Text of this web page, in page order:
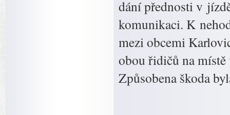
dání přednosti v
komunikaci. K
mezi obcemi
obou řidičů na místě
Způsobena škoda